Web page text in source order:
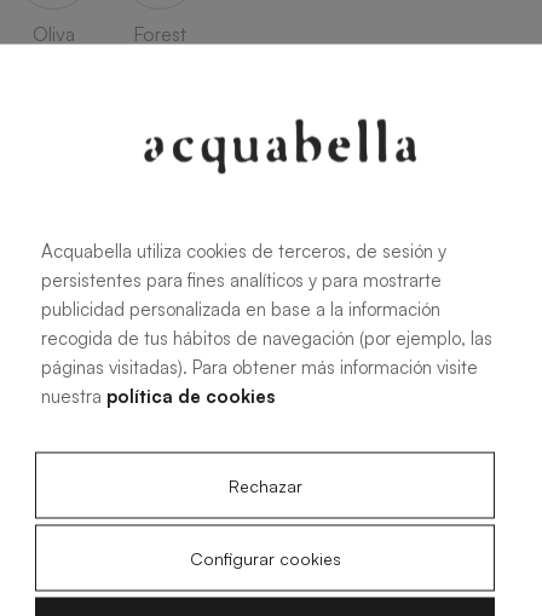
Oliva Forest
Alle Maße
100 X 70 cm
120 X 70 cm
140 X 70 cm
150 X 70 cm
170 X 70 cm
180 X 70 cm
100 X 80 cm
120 X 80 cm
140 X 80 cm
160 X 80 cm
200 X 80 cm
100 X 90 cm
120 X 90 cm
Acquabella utiliza cookies de terceros, de sesión y
persistentes para fines analíticos y para mostrarte
publicidad personalizada en base a la información
recogida de tus hábitos de navegación (por ejemplo, las
páginas visitadas). Para obtener más información visite
nuestra política de cookies
Rechazar
Configurar cookies